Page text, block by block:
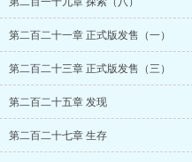
第二百二十一章 正式版发售（一）
第二百二十三章 正式版发售（三）
第二百二十五章 发现
第二百二十七章 生存